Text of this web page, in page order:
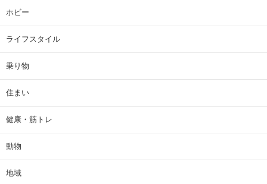
ホビー
ライフスタイル
乗り物
住まい
健康・筋トレ
動物
地域